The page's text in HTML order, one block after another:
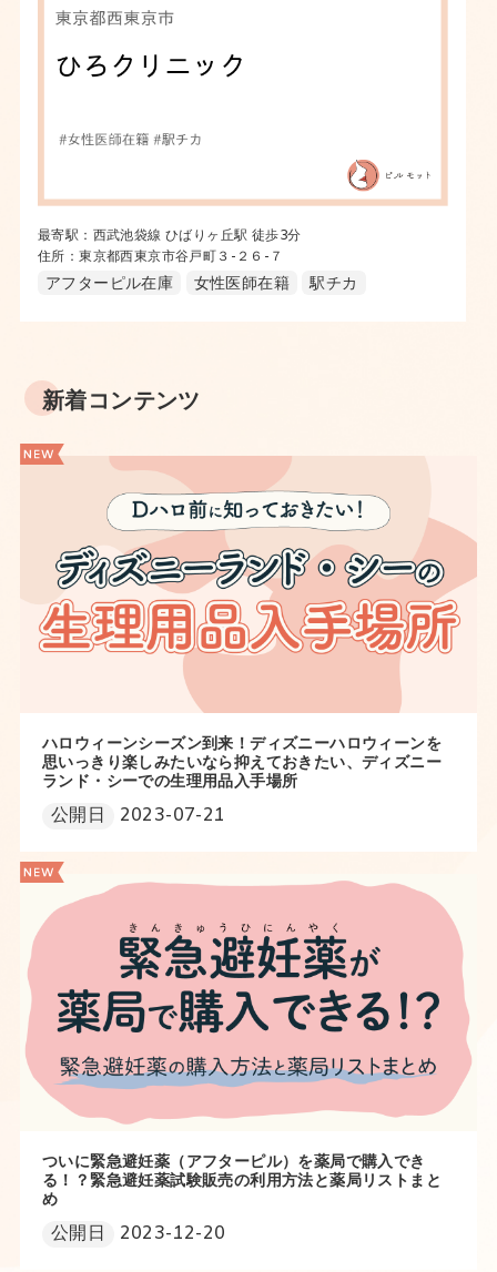
最寄駅：西武池袋線 ひばりヶ丘駅 徒歩3分
住所：東京都西東京市谷戸町３-２６-７
アフターピル在庫 女性医師在籍 駅チカ
新着コンテンツ
ハロウィーンシーズン到来！ディズニーハロウィーンを
思いっきり楽しみたいなら抑えておきたい、ディズニー
ランド・シーでの生理用品入手場所
公開日 2023-07-21
ついに緊急避妊薬（アフターピル）を薬局で購入でき
る！？緊急避妊薬試験販売の利用方法と薬局リストまと
め
公開日 2023-12-20